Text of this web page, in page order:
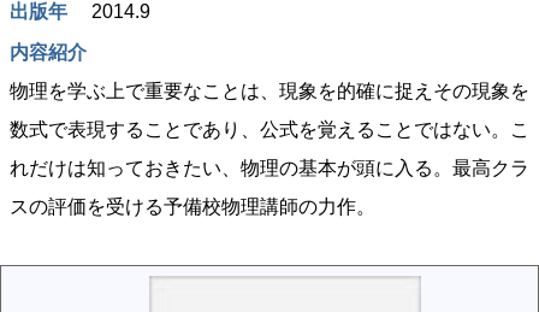
出版年
2014.9
内容紹介
物理を学ぶ上で重要なことは、現象を的確に捉えその現象を
数式で表現することであり、公式を覚えることではない。こ
れだけは知っておきたい、物理の基本が頭に入る。最高クラ
スの評価を受ける予備校物理講師の力作。